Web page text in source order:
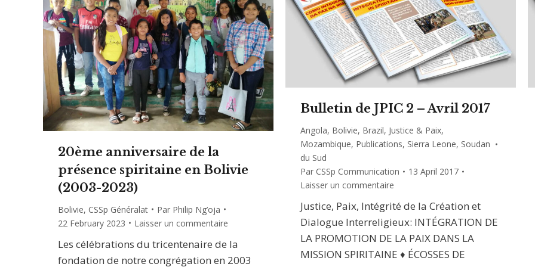
20ème anniversaire de la
présence spiritaine en Bolivie
(2003-2023)
Bolivie, CSSp Généralat Par Philip Ng’oja
22 February 2023
Laisser un commentaire
Les célébrations du tricentenaire de la
fondation de notre congrégation en 2003
Bulletin de JPIC 2 – Avril 2017
Angola, Bolivie, Brazil, Justice & Paix,
Mozambique, Publications, Sierra Leone, Soudan
du Sud
Par CSSp Communication
13 April 2017
Laisser un commentaire
Justice, Paix, Intégrité de la Création et
Dialogue Interreligieux: INTÉGRATION DE
LA PROMOTION DE LA PAIX DANS LA
MISSION SPIRITAINE ♦ ÉCOSSES DE